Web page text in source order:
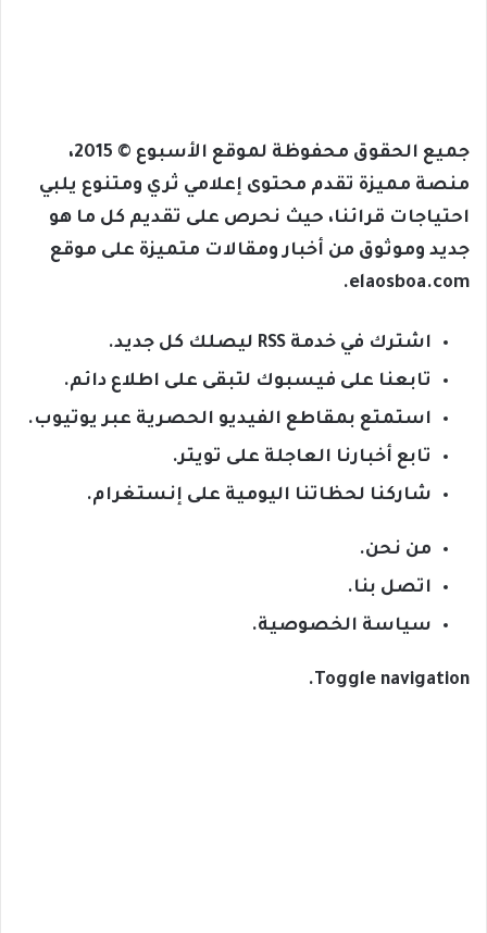
جميع الحقوق محفوظة لموقع الأسبوع © 2015،
منصة مميزة تقدم محتوى إعلامي ثري ومتنوع يلبي
احتياجات قرائنا، حيث نحرص على تقديم كل ما هو
جديد وموثوق من أخبار ومقالات متميزة على موقع
elaosboa.com.
اشترك في خدمة RSS ليصلك كل جديد.
تابعنا على فيسبوك لتبقى على اطلاع دائم.
استمتع بمقاطع الفيديو الحصرية عبر يوتيوب.
تابع أخبارنا العاجلة على تويتر.
شاركنا لحظاتنا اليومية على إنستغرام.
من نحن.
اتصل بنا.
سياسة الخصوصية.
Toggle navigation.